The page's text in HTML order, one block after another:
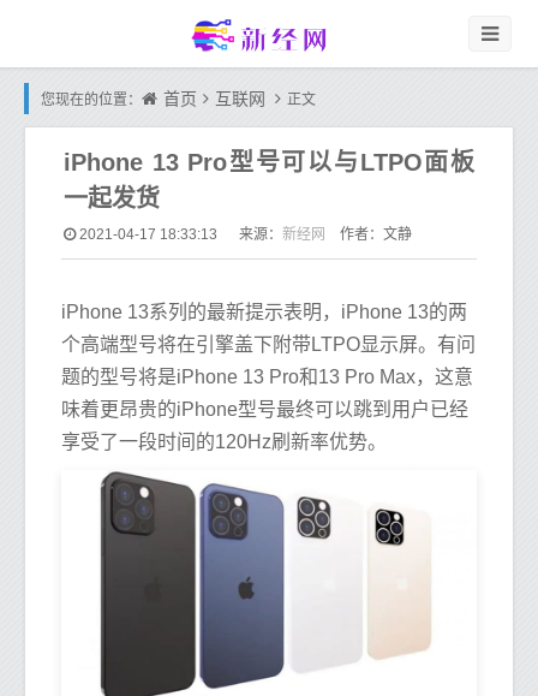
您现在的位置： 首页 互联网 正文
iPhone 13 Pro型号可以与LTPO面板
一起发货
2021-04-17 18:33:13 来源： 新经网 作者：文静
iPhone 13系列的最新提示表明，iPhone 13的两
个高端型号将在引擎盖下附带LTPO显示屏。有问
题的型号将是iPhone 13 Pro和13 Pro Max，这意
味着更昂贵的iPhone型号最终可以跳到用户已经
享受了一段时间的120Hz刷新率优势。